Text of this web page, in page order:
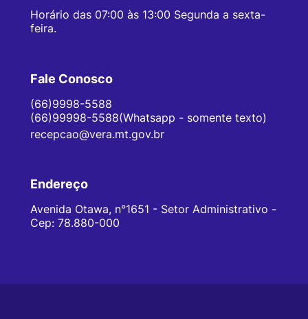
Horário das 07:00 às 13:00 Segunda a sexta-
feira.
Fale Conosco
(66)9998-5588
(66)99998-5588(Whatsapp - somente texto)
recepcao@vera.mt.gov.br
Endereço
Avenida Otawa, n°1651 - Setor Administrativo -
Cep: 78.880-000